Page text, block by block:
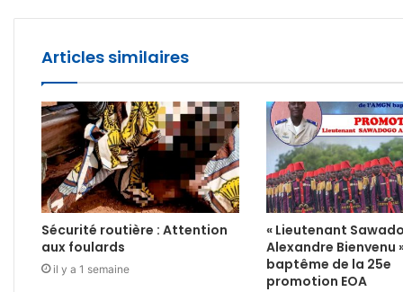
Articles similaires
Sécurité routière : Attention
aux foulards
il y a 1 semaine
« Lieutenant
Alexandre Bienvenu
baptême de la 25e
promotion EOA